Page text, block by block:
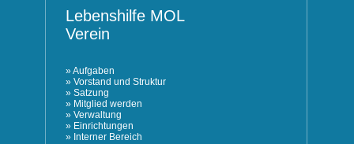
Lebenshilfe MOL
Verein
»Aufgaben
» Vorstand und Struktur
» Satzung
» Mitglied werden
» Verwaltung
» Einrichtungen
» Interner Bereich